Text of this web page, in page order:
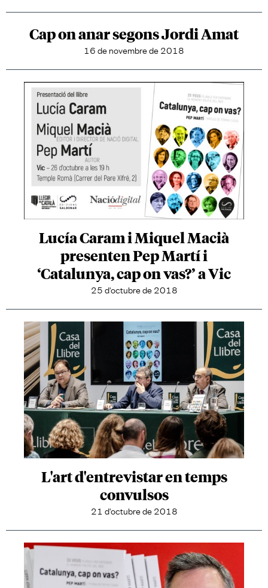
Cap on anar segons Jordi Amat
16 de novembre de 2018
Lucía Caram i Miquel Macià
presenten Pep Martí i
‘Catalunya, cap on vas?’ a Vic
25 d'octubre de 2018
L'art d'entrevistar en temps
convulsos
21 d'octubre de 2018